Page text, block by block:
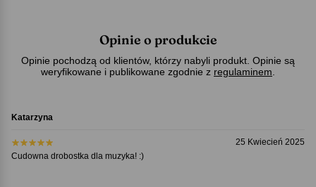
Opinie o produkcie
Opinie pochodzą od klientów, którzy nabyli produkt. Opinie są
weryfikowane i publikowane zgodnie z regulaminem
Katarzyna
25 Kwiecień 2025
Cudowna drobostka dla muzyka! :)